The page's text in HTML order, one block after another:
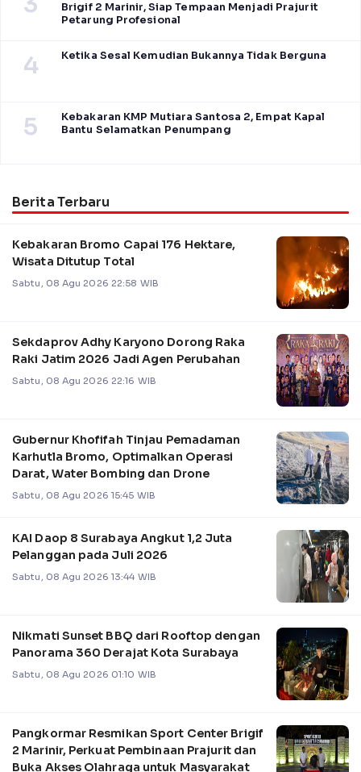
Brigif 2 Marinir, Siap Tempaan Menjadi Prajurit
Petarung Profesional
4 Ketika Sesal Kemudian Bukannya Tidak Berguna
5
Kebakaran KMP Mutiara Santosa 2, Empat Kapal
Bantu Selamatkan Penumpang
Berita Terbaru
Kebakaran Bromo Capai 176 Hektare,
Wisata Ditutup Total
Sabtu, 08 Agu 2026 22:58 WIB
Sekdaprov Adhy Karyono Dorong Raka
Raki Jatim 2026 Jadi Agen Perubahan
Sabtu, 08 Agu 2026 22:16 WIB
Gubernur Khofifah Tinjau Pemadaman
Karhutla Bromo, Optimalkan Operasi
Darat, Water Bombing dan Drone
Sabtu, 08 Agu 2026 15:45 WIB
KAI Daop 8 Surabaya Angkut 1,2 Juta
Pelanggan pada Juli 2026
Sabtu, 08 Agu 2026 13:44 WIB
Nikmati Sunset BBQ dari Rooftop dengan
Panorama 360 Derajat Kota Surabaya
Sabtu, 08 Agu 2026 01:10 WIB
Pangkormar Resmikan Sport Center Brigif
2 Marinir, Perkuat Pembinaan Prajurit dan
Buka Akses Olahraga untuk Masyarakat